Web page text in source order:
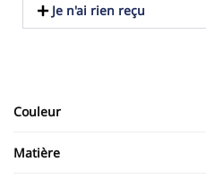
Je n'ai rien reçu
Couleur
Matière